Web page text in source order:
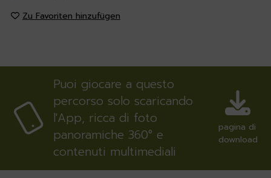
Zu Favoriten hinzufügen
Puoi giocare a questo
percorso solo scaricando
l'App, ricca di foto
panoramiche 360° e
contenuti multimediali
pagina di
download